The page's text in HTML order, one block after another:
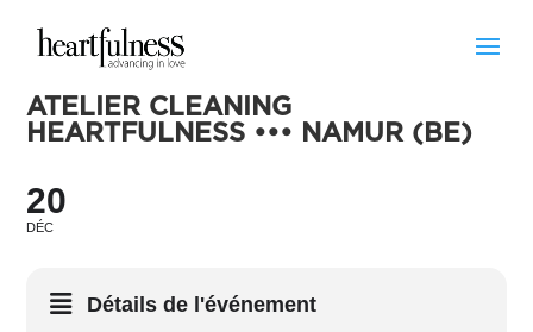
ATELIER CLEANING
HEARTFULNESS ••• NAMUR (BE)
20
DÉC
Détails de l'événement